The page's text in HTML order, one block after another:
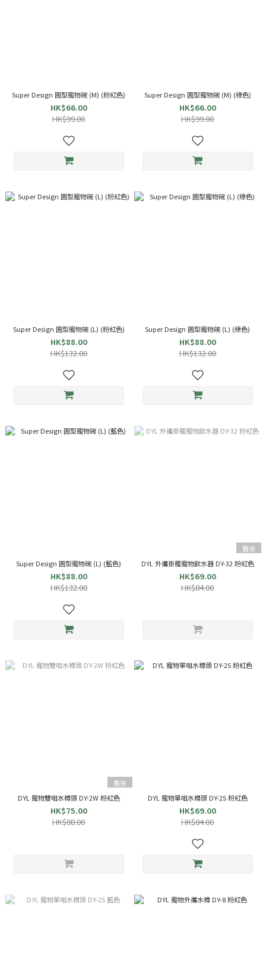
Super Design 圓型寵物碗 (M) (粉紅色)
HK$66.00
HK$99.00
Super Design 圓型寵物碗 (M) (綠色)
HK$66.00
HK$99.00
Super Design 圓型寵物碗 (L) (粉紅色)
HK$88.00
HK$132.00
Super Design 圓型寵物碗 (L) (綠色)
HK$88.00
HK$132.00
Super Design 圓型寵物碗 (L) (藍色)
HK$88.00
HK$132.00
售完
DYL 外攜掛籠寵物飲水器 DY-32 粉紅色
HK$69.00
HK$84.00
售完
DYL 寵物雙咀水樽頭 DY-2W 粉紅色
HK$75.00
HK$88.00
DYL 寵物單咀水樽頭 DY-2S 粉紅色
HK$69.00
HK$84.00